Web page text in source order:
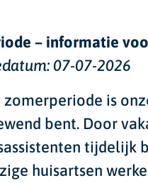
– informatie
07-07-2026
zomerperiode is
bent. Door
tijdelijk
huisartsen